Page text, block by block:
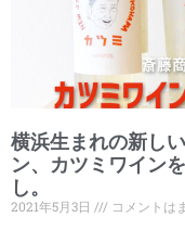
横浜生まれの新し
ン、カツミワイン
し。
2021年5月3日
コメントは